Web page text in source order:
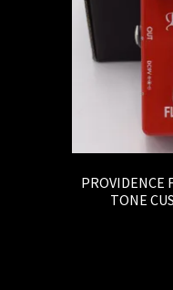
PROVIDENCE
TONE